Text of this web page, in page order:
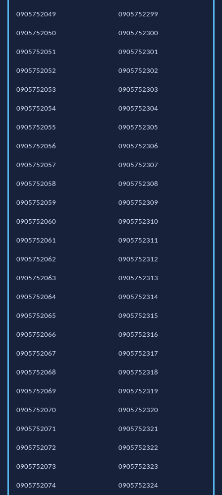
0905752049
0905752050
0905752051
0905752052
0905752053
0905752054
0905752055
0905752056
0905752057
0905752058
0905752059
0905752060
0905752061
0905752062
0905752063
0905752064
0905752065
0905752066
0905752067
0905752068
0905752069
0905752070
0905752071
0905752072
0905752073
0905752074
0905752299
0905752300
0905752301
0905752302
0905752303
0905752304
0905752305
0905752306
0905752307
0905752308
0905752309
0905752310
0905752311
0905752312
0905752313
0905752314
0905752315
0905752316
0905752317
0905752318
0905752319
0905752320
0905752321
0905752322
0905752323
0905752324